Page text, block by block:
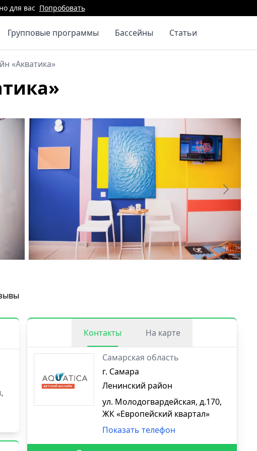
для вас Попробовать
Групповые программы Бассейны Статьи
«Акватика»
Контакты На карте
Самарская область
г. Самара
Ленинский район
ул. Молодогвардейская, д.170,
ЖК «Европейский квартал»
Показать телефон